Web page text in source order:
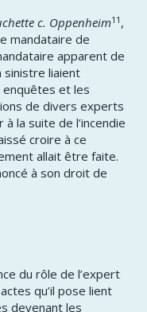
c. Oppenheim11 ,
mandataire de
apparent de
sinistre liaient
enquêtes et les
de divers experts
la suite de l’incendie
croire à ce
allait être faite.
à son droit de
du rôle de l’expert
qu’il pose lient
devenant les